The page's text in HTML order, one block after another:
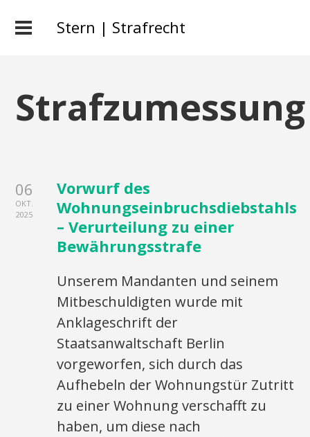
Stern | Strafrecht
Strafzumessung
06
OKT.
2025
Vorwurf des
Wohnungseinbruchsdiebstahls
– Verurteilung zu einer
Bewährungsstrafe
Unserem Mandanten und seinem
Mitbeschuldigten wurde mit
Anklageschrift der
Staatsanwaltschaft Berlin
vorgeworfen, sich durch das
Aufhebeln der Wohnungstür Zutritt
zu einer Wohnung verschafft zu
haben, um diese nach